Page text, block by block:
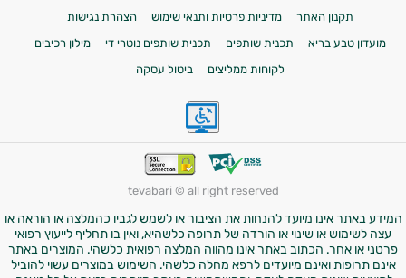
תקנון האתר
מדיניות פרטיות ותנאי שימוש
הצהרת נגישות
מועדון טבע בריא
תכנית שותפים תכנית שותפים נוטרי די
מילון רכיבים
לקוחות ממליצים
ביטול עסקה
tevabari © all right reserved
המידע באתר אינו מיועד להנחות את הציבור או לשמש לגביו כהמלצה או הוראה או
עצה לשימוש או שינוי או הורדה של תרופה כלשהיא, ואין בו תחליף לייעוץ רפואי
פרטני או אחר. הכתוב באתר אינו מהווה המלצה רפואית כלשהי. המוצרים באתר
אינם תרופות ואינם מיועדים לרפא מחלה כלשהי. השימוש במוצרים עשוי להוביל